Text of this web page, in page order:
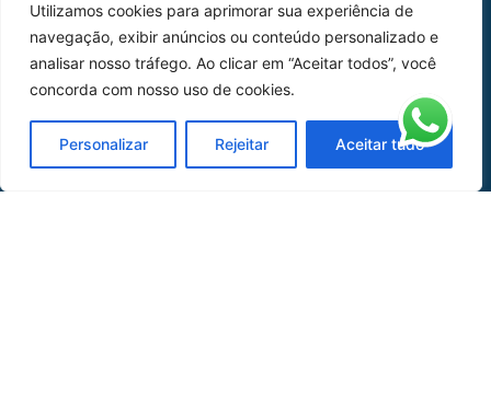
Utilizamos cookies para aprimorar sua experiência de
navegação, exibir anúncios ou conteúdo personalizado e
analisar nosso tráfego. Ao clicar em “Aceitar todos”, você
concorda com nosso uso de cookies.
Personalizar Rejeitar Aceitar tudo
MAPA DO SITE
Home Sobre Nós